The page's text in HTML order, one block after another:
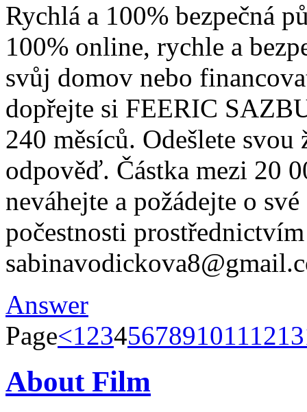
Rychlá a 100% bezpečná
100% online, rychle a
svůj domov nebo
dopřejte si FEERIC
240 měsíců. Odešlete
odpověď. Částka mezi 20
neváhejte a požádejte o
počestnosti
Answer
Page<12345678910111213
About Film